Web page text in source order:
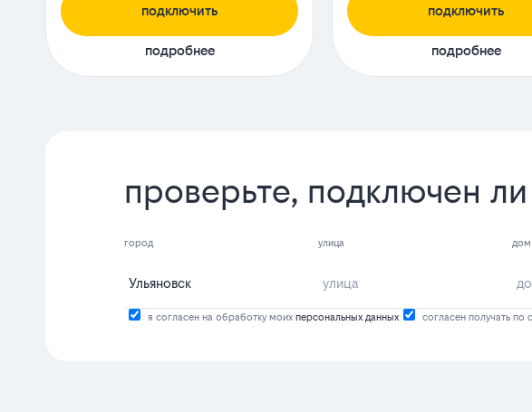
подключить
подробнее
подключить
подробнее
проверьте, подключен
город улица дом
я согласен на обработку моихперсональных данных согласен получать по